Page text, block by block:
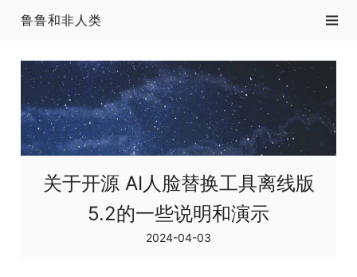
鲁鲁和非人类
关于开源 AI人脸替换工具离线版
5.2的一些说明和演示
2024-04-03